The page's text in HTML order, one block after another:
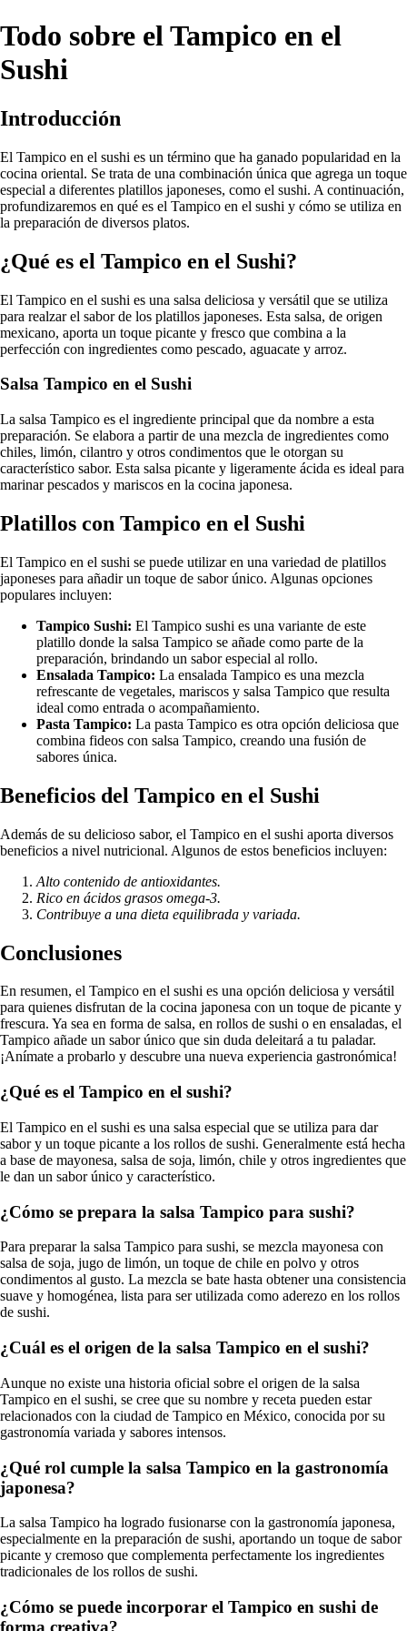
Todo sobre el Tampico en el
Sushi
Introducción
El Tampico en el sushi es un término que ha ganado popularidad en la
cocina oriental. Se trata de una combinación única que agrega un toque
especial a diferentes platillos japoneses, como el sushi. A continuación,
profundizaremos en qué es el Tampico en el sushi y cómo se utiliza en
la preparación de diversos platos.
¿Qué es el Tampico en el Sushi?
El Tampico en el sushi es una salsa deliciosa y versátil que se utiliza
para realzar el sabor de los platillos japoneses. Esta salsa, de origen
mexicano, aporta un toque picante y fresco que combina a la
perfección con ingredientes como pescado, aguacate y arroz.
Salsa Tampico en el Sushi
La salsa Tampico es el ingrediente principal que da nombre a esta
preparación. Se elabora a partir de una mezcla de ingredientes como
chiles, limón, cilantro y otros condimentos que le otorgan su
característico sabor. Esta salsa picante y ligeramente ácida es ideal para
marinar pescados y mariscos en la cocina japonesa.
Platillos con Tampico en el Sushi
El Tampico en el sushi se puede utilizar en una variedad de platillos
japoneses para añadir un toque de sabor único. Algunas opciones
populares incluyen:
Tampico Sushi: El Tampico sushi es una variante de este
platillo donde la salsa Tampico se añade como parte de la
preparación, brindando un sabor especial al rollo.
Ensalada Tampico: La ensalada Tampico es una mezcla
refrescante de vegetales, mariscos y salsa Tampico que resulta
ideal como entrada o acompañamiento.
Pasta Tampico: La pasta Tampico es otra opción deliciosa que
combina fideos con salsa Tampico, creando una fusión de
sabores única.
Beneficios del Tampico en el Sushi
Además de su delicioso sabor, el Tampico en el sushi aporta diversos
beneficios a nivel nutricional. Algunos de estos beneficios incluyen:
Alto contenido de antioxidantes.
Rico en ácidos grasos omega-3.
Contribuye a una dieta equilibrada y variada.
Conclusiones
En resumen, el Tampico en el sushi es una opción deliciosa y versátil
para quienes disfrutan de la cocina japonesa con un toque de picante y
frescura. Ya sea en forma de salsa, en rollos de sushi o en ensaladas, el
Tampico añade un sabor único que sin duda deleitará a tu paladar.
¡Anímate a probarlo y descubre una nueva experiencia gastronómica!
¿Qué es el Tampico en el sushi?
El Tampico en el sushi es una salsa especial que se utiliza para dar
sabor y un toque picante a los rollos de sushi. Generalmente está hecha
a base de mayonesa, salsa de soja, limón, chile y otros ingredientes que
le dan un sabor único y característico.
¿Cómo se prepara la salsa Tampico para sushi?
Para preparar la salsa Tampico para sushi, se mezcla mayonesa con
salsa de soja, jugo de limón, un toque de chile en polvo y otros
condimentos al gusto. La mezcla se bate hasta obtener una consistencia
suave y homogénea, lista para ser utilizada como aderezo en los rollos
de sushi.
¿Cuál es el origen de la salsa Tampico en el sushi?
Aunque no existe una historia oficial sobre el origen de la salsa
Tampico en el sushi, se cree que su nombre y receta pueden estar
relacionados con la ciudad de Tampico en México, conocida por su
gastronomía variada y sabores intensos.
¿Qué rol cumple la salsa Tampico en la gastronomía
japonesa?
La salsa Tampico ha logrado fusionarse con la gastronomía japonesa,
especialmente en la preparación de sushi, aportando un toque de sabor
picante y cremoso que complementa perfectamente los ingredientes
tradicionales de los rollos de sushi.
¿Cómo se puede incorporar el Tampico en sushi de
forma creativa?